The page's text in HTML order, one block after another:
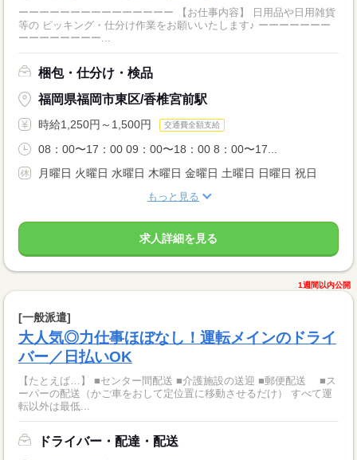
ーーーーーーーーーーーーーーー 【お仕事内容】 日用品や日用雑貨
等の ピッキング・仕分け作業をお願いいたします♪ ーーーーーーー
ーーーーーーーー...
梱包・仕分け・検品
福岡県福岡市東区/香椎宮前駅
時給1,250円～1,500円 交通費全額支給
08：00〜17：00 09：00〜18：00 8：00〜17...
月曜日 火曜日 水曜日 木曜日 金曜日 土曜日 日曜日 祝日
もっと見る
求人詳細を見る
1週間以内公開
[一般派遣]
大人気◎力仕事ほぼなし！運転メインのドライ
バー／日払いOK
【たとえば…】 ■センター間配送 ■介護施設の送迎 ■郵便配送 ■ス
ーパーの配送（かご車をおして定位置に移動させるだけ） すべて運
転以外は最低...
ドライバー・配達・配送